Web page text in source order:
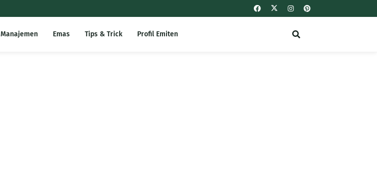
Manajemen Emas Tips & Trick Profil Emiten